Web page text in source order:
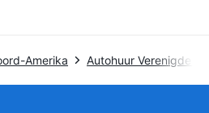
Amerika Autohuur Verenigde